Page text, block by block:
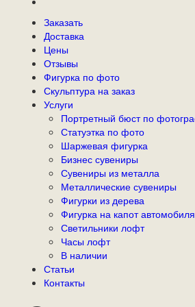
Заказать
Доставка
Цены
Отзывы
Фигурка по фото
Скульптура на заказ
Услуги
Портретный бюст по
Статуэтка по фото
Шаржевая фигурка
Бизнес сувениры
Сувениры из металла
Металлические сувениры
Фигурки из дерева
Фигурка на капот автомобиля
Светильники лофт
Часы лофт
В наличии
Статьи
Контакты